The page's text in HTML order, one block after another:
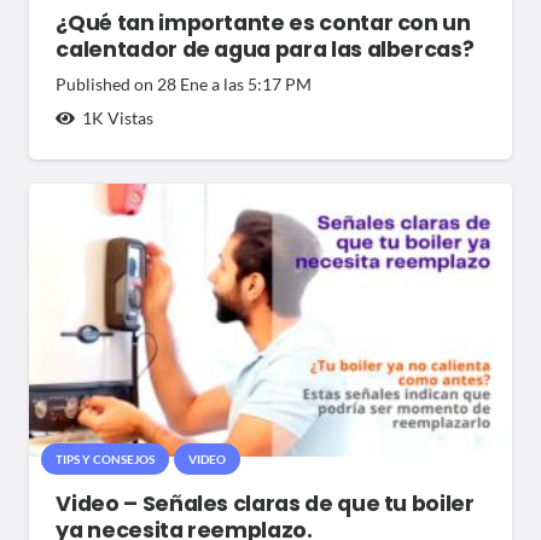
¿Qué tan importante es contar con un
calentador de agua para las albercas?
Published on28 Ene a las 5:17 PM
1K Vistas
TIPS Y CONSEJOS VIDEO
Video – Señales claras de que tu boiler
ya necesita reemplazo.